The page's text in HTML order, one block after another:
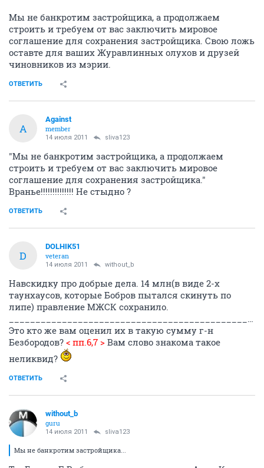
Мы не банкротим застройщика, а продолжаем
строить и требуем от вас заключить мировое
соглашение для сохранения застройщика. Свою ложь
оставте для ваших Журавлинных олухов и друзей
чиновников из мэрии.
ОТВЕТИТЬ
A
Against
member
14 июля 2011 sliva123
"Мы не банкротим застройщика, а продолжаем
строить и требуем от вас заключить мировое
соглашение для сохранения застройщика."
Вранье!!!!!!!!!!!!!! Не стыдно ?
ОТВЕТИТЬ
D
DOLHIK51
veteran
14 июля 2011 without_b
Навскидку про добрые дела. 14 млн(в виде 2-х
таунхаусов, которые Бобров пытался скинуть по
липе) правление МЖСК сохранило.
Это кто же вам оценил их в такую сумму г-н
Безбородов? < пп.6,7 > Вам слово знакома такое
неликвид?
ОТВЕТИТЬ
without_b
guru
14 июля 2011 sliva123
Мы не банкротим застройщика...